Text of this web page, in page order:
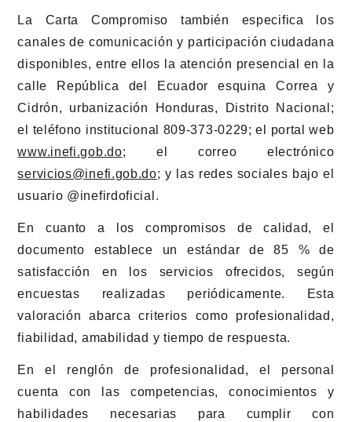
La Carta Compromiso también especifica los
canales de comunicación y participación ciudadana
disponibles, entre ellos la atención presencial en la
calle República del Ecuador esquina Correa y
Cidrón, urbanización Honduras, Distrito Nacional;
el teléfono institucional 809-373-0229; el portal web
www.inefi.gob.do; el correo electrónico
servicios@inefi.gob.do; y las redes sociales bajo el
usuario @inefirdoficial.
En cuanto a los compromisos de calidad, el
documento establece un estándar de 85 % de
satisfacción en los servicios ofrecidos, según
encuestas realizadas periódicamente. Esta
valoración abarca criterios como profesionalidad,
fiabilidad, amabilidad y tiempo de respuesta.
En el renglón de profesionalidad, el personal
cuenta con las competencias, conocimientos y
habilidades necesarias para cumplir con